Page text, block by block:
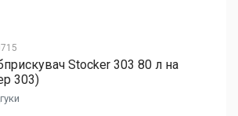
Stocker 303 80 л на
303)